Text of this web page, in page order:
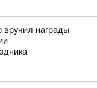
вручил награды